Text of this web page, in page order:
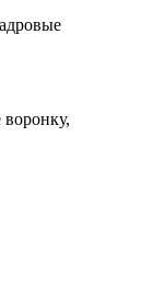
воронку,